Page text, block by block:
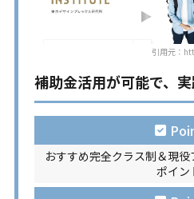
引用元：
補助金活用が可能で、実
おすすめ完全クラス制＆現役
ポイン